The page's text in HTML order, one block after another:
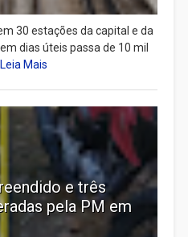
30 estações da capital e da
dias úteis passa de 10 mil
Leia Mais
e três
pela PM em